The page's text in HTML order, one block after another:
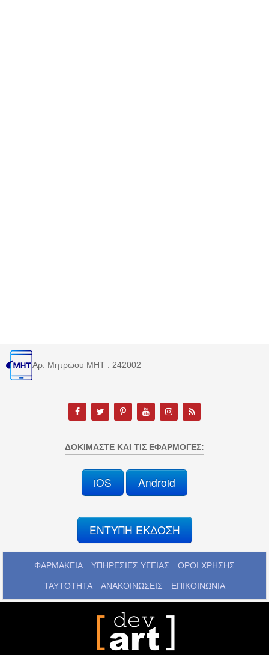
Αρ. Μητρώου MHT : 242002
ΔΟΚΙΜΆΣΤΕ ΚΑΙ ΤΙΣ ΕΦΑΡΜΟΓΈΣ:
iOS Android
ΕΝΤΥΠΗ ΕΚΔΟΣΗ
ΦΑΡΜΑΚΕΙΑ ΥΠΗΡΕΣΙΕΣ ΥΓΕΙΑΣ ΟΡΟΙ ΧΡΗΣΗΣ
ΤΑΥΤΟΤΗΤΑ ΑΝΑΚΟΙΝΩΣΕΙΣ ΕΠΙΚΟΙΝΩΝΙΑ